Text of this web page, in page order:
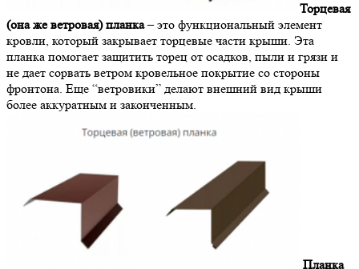
Торцевая
(она же ветровая) планка– это функциональный элемент
кровли, который закрывает торцевые части крыши. Эта
планка помогает защитить торец от осадков, пыли и грязи и
не дает сорвать ветром кровельное покрытие со стороны
фронтона. Еще “ветровики” делают внешний вид крыши
более аккуратным и законченным.
Планка